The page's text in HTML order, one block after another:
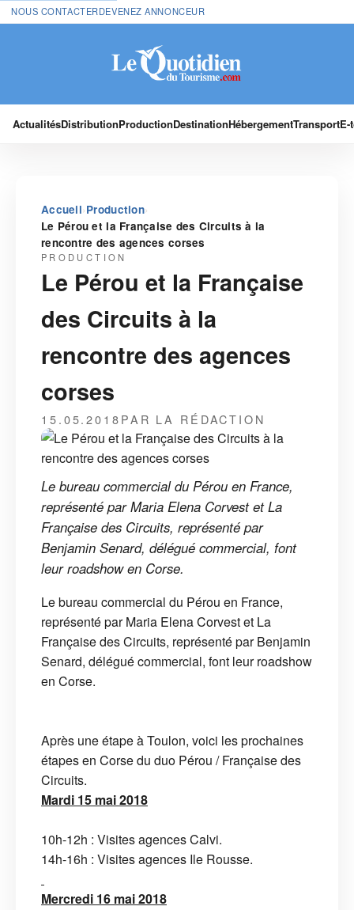
NOUS CONTACTERDEVENEZ ANNONCEUR
ActualitésDistributionProductionDestinationHébergementTransport
Accueil›Production›
Le Pérou et la Française des Circuits à la
rencontre des agences corses
PRODUCTION
Le Pérou et la Française
des Circuits à la
rencontre des agences
corses
15.05.2018PAR LA RÉDACTION
Le bureau commercial du Pérou en France,
représenté par Maria Elena Corvest et La
Française des Circuits, représenté par
Benjamin Senard, délégué commercial, font
leur roadshow en Corse.
Le bureau commercial du Pérou en France,
représenté par Maria Elena Corvest et La
Française des Circuits, représenté par Benjamin
Senard, délégué commercial, font leur roadshow
en Corse.
Après une étape à Toulon, voici les prochaines
étapes en Corse du duo Pérou / Française des
Circuits.
Mardi 15 mai 2018
10h-12h : Visites agences Calvi.
14h-16h : Visites agences Ile Rousse.
Mercredi 16 mai 2018